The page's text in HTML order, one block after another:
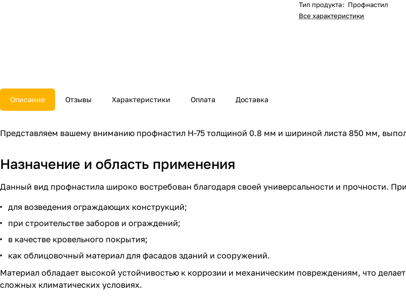
Тип продукта: Профнастил
Все характеристики
Описание Отзывы Характеристики Оплата Доставка
Представляем вашему вниманию профнастил Н-75 толщиной 0.8 мм и шириной листа 850 мм,
Назначение и область применения
Данный вид профнастила широко востребован благодаря своей универсальности и прочности.
для возведения ограждающих конструкций;
при строительстве заборов и ограждений;
в качестве кровельного покрытия;
как облицовочный материал для фасадов зданий и сооружений.
Материал обладает высокой устойчивостью к коррозии и механическим повреждениям, что
сложных климатических условиях.